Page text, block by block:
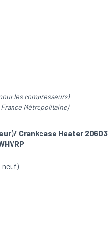
les compresseurs)
Métropolitaine)
Crankcase Heater
neuf)